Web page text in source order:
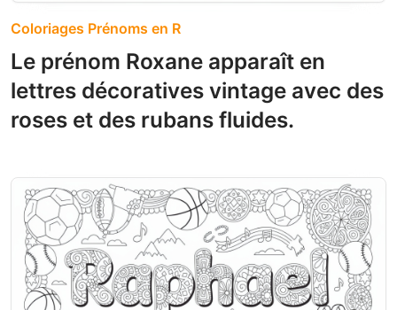
Coloriages Prénoms en R
Le prénom Roxane apparaît en
lettres décoratives vintage avec des
roses et des rubans fluides.